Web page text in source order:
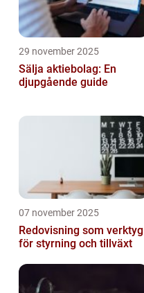
29 november 2025
Sälja aktiebolag: En
djupgående guide
07 november 2025
Redovisning som verktyg
för styrning och tillväxt